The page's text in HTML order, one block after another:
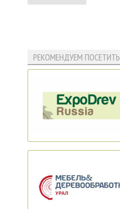
РЕКОМЕНДУЕМ ПОСЕТИТЬ